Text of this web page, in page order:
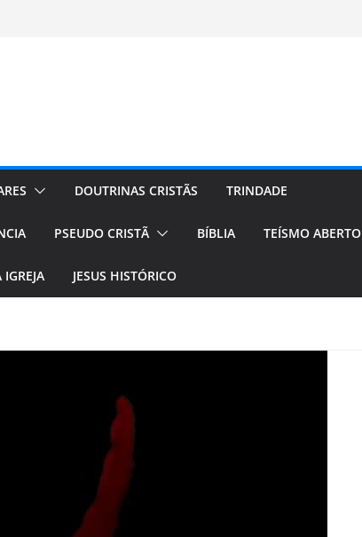
DOUTRINAS CRISTÃS TRINDADE
PSEUDO CRISTÃ BÍBLIA TEÍSMO ABERTO
JESUS HISTÓRICO